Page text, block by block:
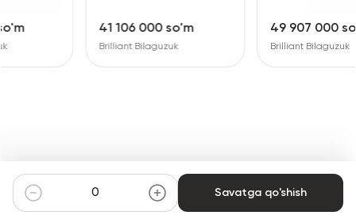
Savatga qo'shish
41 106 000 so'm
Brilliant Bilaguzuk
49 907 000 so'm
Brilliant Bilaguzuk